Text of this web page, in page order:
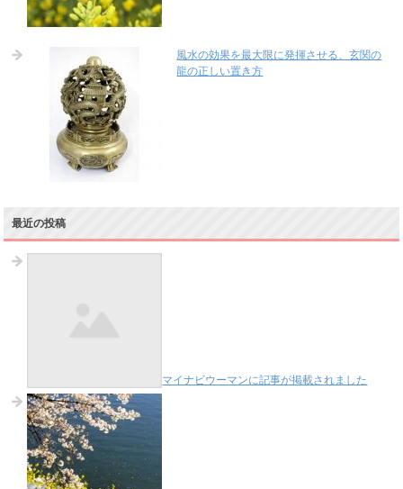
風水の効果を最大限に発揮させる、玄関の
龍の正しい置き方
最近の投稿
マイナビウーマンに記事が掲載されました